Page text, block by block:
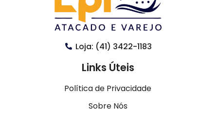
Loja: (41) 3422-1183
Links Úteis
Política de Privacidade
Sobre Nós